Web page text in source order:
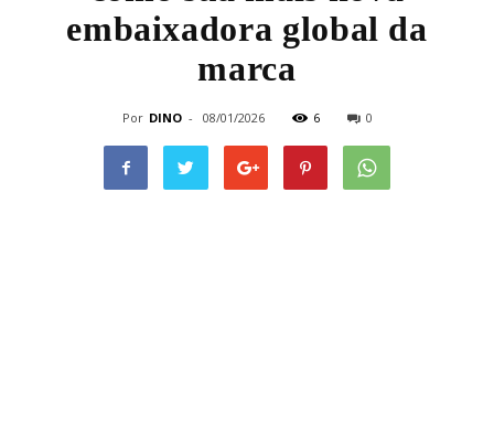
embaixadora global da
marca
Por DINO - 08/01/2026 6 0